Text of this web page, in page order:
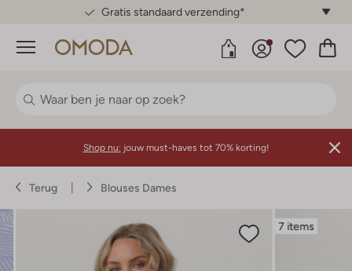
Gratis standaard verzending*
Menu
Shop nu: jouw must-haves tot 70% korting!
Terug Blouses Dames
7 items